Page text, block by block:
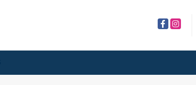
Facebook